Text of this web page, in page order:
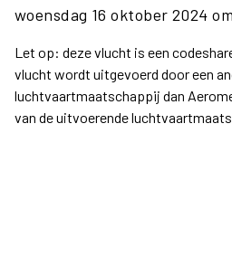
woensdag 16 oktober 2024
Let op: deze vlucht is een
vlucht wordt uitgevoerd door een
luchtvaartmaatschappij dan
van de uitvoerende